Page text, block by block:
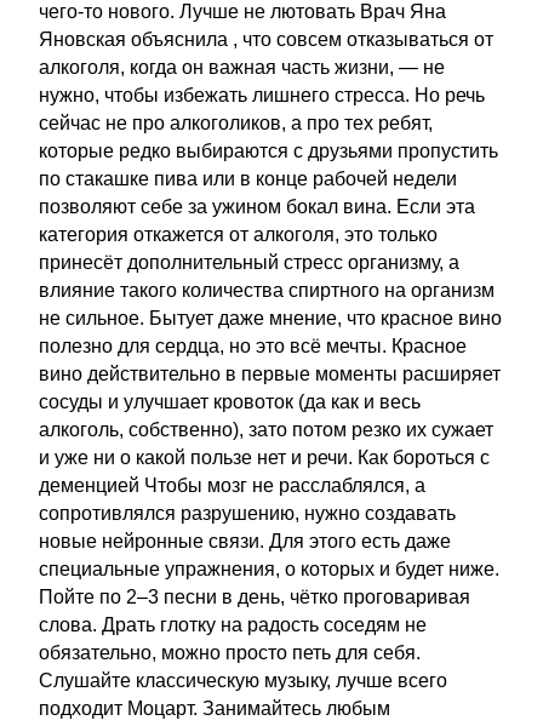
чего-то нового. Лучше не лютовать Врач Яна
Яновская объяснила , что совсем отказываться от
алкоголя, когда он важная часть жизни, — не
нужно, чтобы избежать лишнего стресса. Но речь
сейчас не про алкоголиков, а про тех ребят,
которые редко выбираются с друзьями пропустить
по стакашке пива или в конце рабочей недели
позволяют себе за ужином бокал вина. Если эта
категория откажется от алкоголя, это только
принесёт дополнительный стресс организму, а
влияние такого количества спиртного на организм
не сильное. Бытует даже мнение, что красное вино
полезно для сердца, но это всё мечты. Красное
вино действительно в первые моменты расширяет
сосуды и улучшает кровоток (да как и весь
алкоголь, собственно), зато потом резко их сужает
и уже ни о какой пользе нет и речи. Как бороться с
деменцией Чтобы мозг не расслаблялся, а
сопротивлялся разрушению, нужно создавать
новые нейронные связи. Для этого есть даже
специальные упражнения, о которых и будет ниже.
Пойте по 2–3 песни в день, чётко проговаривая
слова. Драть глотку на радость соседям не
обязательно, можно просто петь для себя.
Слушайте классическую музыку, лучше всего
подходит Моцарт. Занимайтесь любым